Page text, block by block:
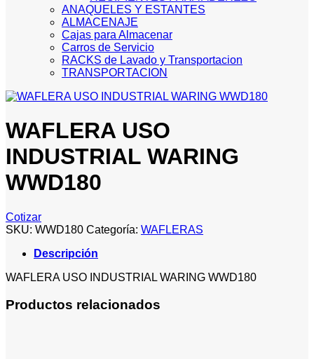
ANAQUELES Y ESTANTES
ALMACENAJE
Cajas para Almacenar
Carros de Servicio
RACKS de Lavado y Transportacion
TRANSPORTACION
WAFLERA USO
INDUSTRIAL WARING
WWD180
Cotizar
SKU: WWD180 Categoría: WAFLERAS
Descripción
WAFLERA USO INDUSTRIAL WARING WWD180
Productos relacionados